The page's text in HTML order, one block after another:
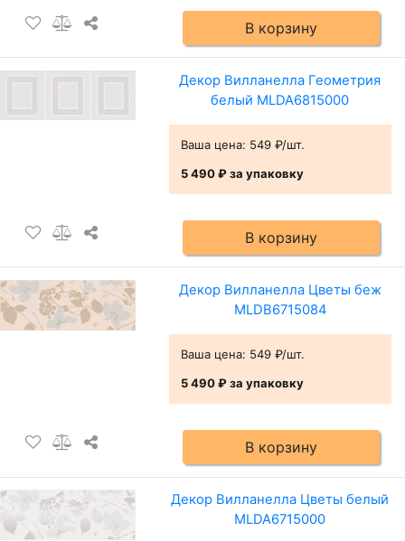
В корзину
Декор Вилланелла Геометрия
белый MLDA6815000
Ваша цена: 549 ₽/шт.
5 490 ₽за упаковку
В корзину
Декор Вилланелла Цветы беж
MLDB6715084
Ваша цена: 549 ₽/шт.
5 490 ₽за упаковку
В корзину
Декор Вилланелла Цветы белый
MLDA6715000